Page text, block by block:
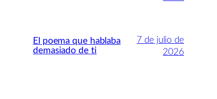
El poema que hablaba
demasiado de ti
7 de julio de
2026